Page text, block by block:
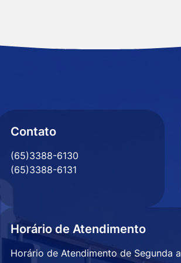
Contato
(65)3388-6130
(65)3388-6131
Horário de Atendimento
Horário de Atendimento de Segunda a